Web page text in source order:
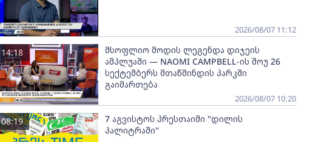
2026/08/07 11:12
მსოფლიო მოდის ლეგენდა დიჯეის
ამპლუაში — NAOMI CAMPBELL-ის შოუ 26
სექტემბერს მთაწმინდის პარკში
გაიმართება
14:18
2026/08/07 10:20
7 აგვისტოს პრესთაიმი "დილის
პალიტრაში"
08:19